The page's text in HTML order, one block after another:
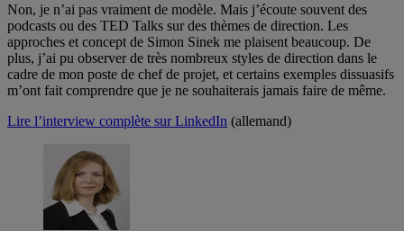
Non, je n’ai pas vraiment de modèle. Mais j’écoute souvent des
podcasts ou des TED Talks sur des thèmes de direction. Les
approches et concept de Simon Sinek me plaisent beaucoup. De
plus, j’ai pu observer de très nombreux styles de direction dans le
cadre de mon poste de chef de projet, et certains exemples dissuasifs
m’ont fait comprendre que je ne souhaiterais jamais faire de même.
Lire l’interview complète sur LinkedIn (allemand)